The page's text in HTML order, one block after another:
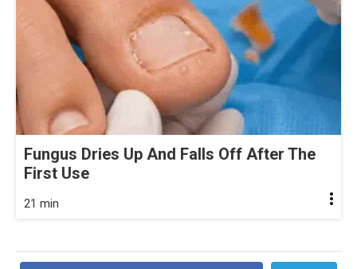
Fungus Dries Up And Falls Off After The
First Use
21 min